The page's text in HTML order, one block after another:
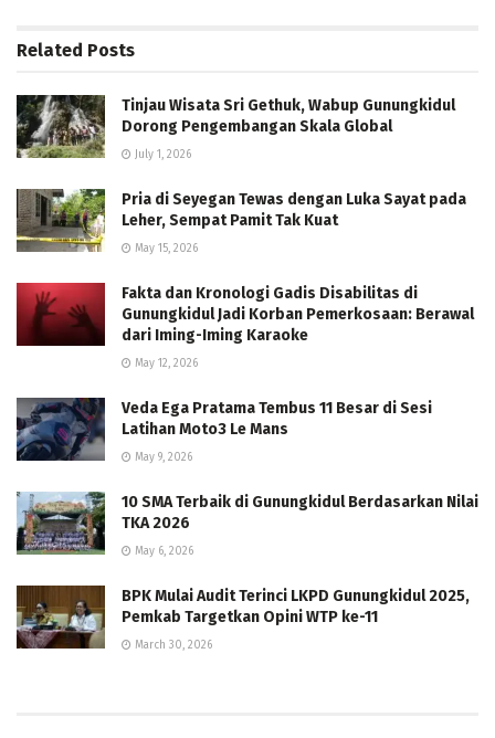
Related Posts
Tinjau Wisata Sri Gethuk, Wabup Gunungkidul
Dorong Pengembangan Skala Global
July 1, 2026
Pria di Seyegan Tewas dengan Luka Sayat pada
Leher, Sempat Pamit Tak Kuat
May 15, 2026
Fakta dan Kronologi Gadis Disabilitas di
Gunungkidul Jadi Korban Pemerkosaan: Berawal
dari Iming-Iming Karaoke
May 12, 2026
Veda Ega Pratama Tembus 11 Besar di Sesi
Latihan Moto3 Le Mans
May 9, 2026
10 SMA Terbaik di Gunungkidul Berdasarkan Nilai
TKA 2026
May 6, 2026
BPK Mulai Audit Terinci LKPD Gunungkidul 2025,
Pemkab Targetkan Opini WTP ke-11
March 30, 2026